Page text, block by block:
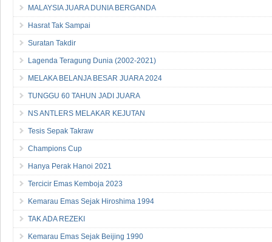
MALAYSIA JUARA DUNIA BERGANDA
Hasrat Tak Sampai
Suratan Takdir
Lagenda Teragung Dunia (2002-2021)
MELAKA BELANJA BESAR JUARA 2024
TUNGGU 60 TAHUN JADI JUARA
NS ANTLERS MELAKAR KEJUTAN
Tesis Sepak Takraw
Champions Cup
Hanya Perak Hanoi 2021
Tercicir Emas Kemboja 2023
Kemarau Emas Sejak Hiroshima 1994
TAK ADA REZEKI
Kemarau Emas Sejak Beijing 1990